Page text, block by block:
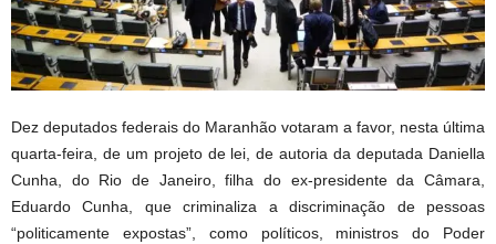
Dez deputados federais do Maranhão votaram a favor, nesta última
quarta-feira, de um projeto de lei, de autoria da deputada Daniella
Cunha, do Rio de Janeiro, filha do ex-presidente da Câmara,
Eduardo Cunha, que criminaliza a discriminação de pessoas
“politicamente expostas”, como políticos, ministros do Poder